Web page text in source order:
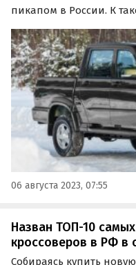
пикапом в России. К
непопулярного среди
августа 2023 года.
06 августа 2023, 07:55
Назван ТОП-10
кроссоверов в РФ в
Собираясь купить